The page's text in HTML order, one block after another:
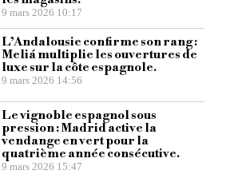
9 mars 2026 10:17
L’Andalousie confirme son rang :
Meliá multiplie les ouvertures de
luxe sur la côte espagnole.
9 mars 2026 14:56
Le vignoble espagnol sous
pression : Madrid active la
vendange en vert pour la
quatrième année consécutive.
9 mars 2026 15:47